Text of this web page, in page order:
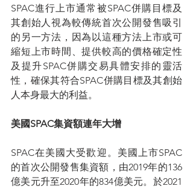
SPAC進行上市通常被SPAC併購目標及
其創始人視為較傳統首次公開發售吸引
的另一方法，因為以這種方法上市或可
縮短上市時間、提供較高的價格確定性
及提升SPAC併購交易具體安排的靈活
性，確保其符合SPAC併購目標及其創始
人本身最大的利益。
美國SPAC集資額連年大增
SPAC在美國大受歡迎。美國上市SPAC
的首次公開發售集資額，由2019年的136
億美元升至2020年的834億美元。於2021